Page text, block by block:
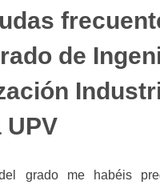
de
UPV
grado me habéis